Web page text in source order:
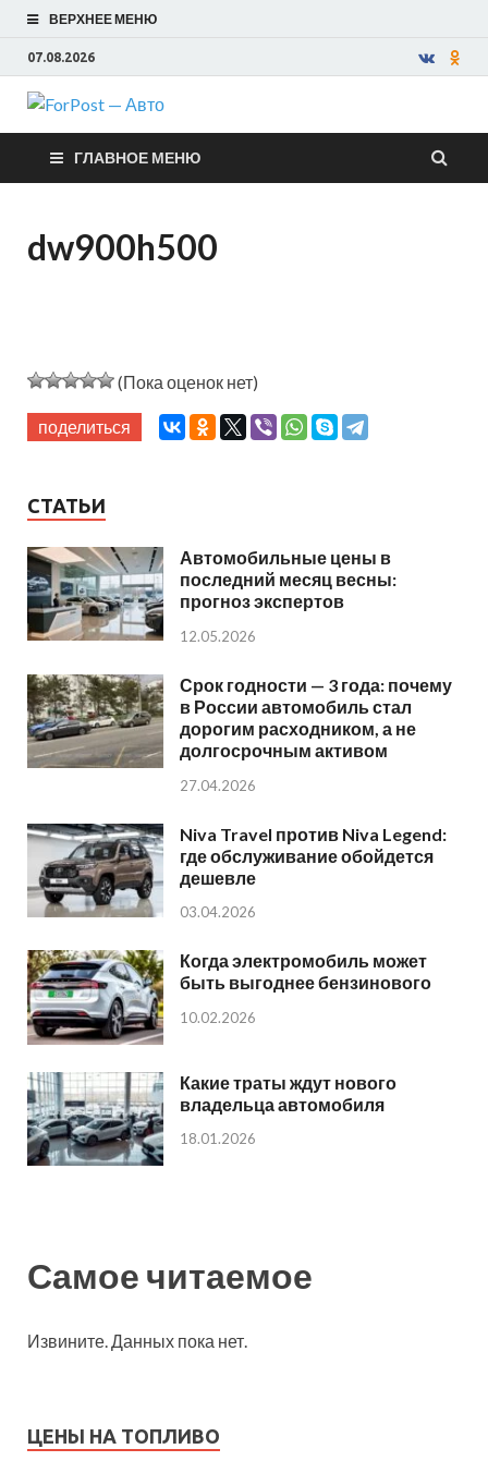
ВЕРХНЕЕ МЕНЮ
07.08.2026
ForPost —
Авто
ГЛАВНОЕ МЕНЮ
dw900h500
(Пока оценок нет)
поделиться
СТАТЬИ
Автомобильные цены в
последний месяц весны:
прогноз экспертов
12.05.2026
Срок годности — 3 года: почему
в России автомобиль стал
дорогим расходником, а не
долгосрочным активом
27.04.2026
Niva Travel против Niva Legend:
где обслуживание обойдется
дешевле
03.04.2026
Когда электромобиль может
быть выгоднее бензинового
10.02.2026
Какие траты ждут нового
владельца автомобиля
18.01.2026
Самое читаемое
Извините. Данных пока нет.
ЦЕНЫ НА ТОПЛИВО